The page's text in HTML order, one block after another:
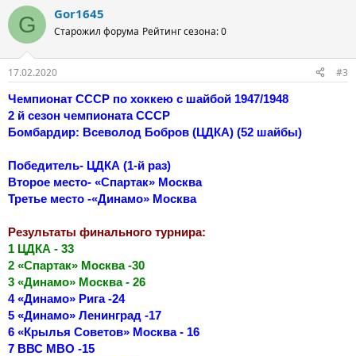
G Gor1645
Старожил форума Рейтинг сезона: 0
17.02.2020
#3
Чемпионат СССР по хоккею с шайбой 1947/1948
2 й сезон чемпионата СССР
Бомбардир: Всеволод Бобров (ЦДКА) (52 шайбы)
Победитель- ЦДКА (1-й раз)
Второе место- «Спартак» Москва
Третье место -«Динамо» Москва
Результаты финального турнира:
1 ЦДКА - 33
2 «Спартак» Москва -30
3 «Динамо» Москва - 26
4 «Динамо» Рига -24
5 «Динамо» Ленинград -17
6 «Крылья Советов» Москва - 16
7 ВВС МВО -15